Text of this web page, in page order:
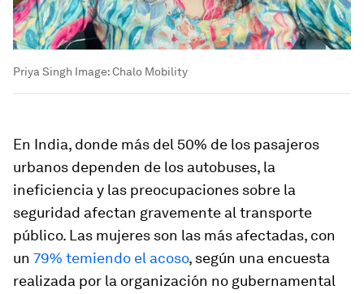
Priya Singh Image:Chalo Mobility
En India, donde más del 50% de los pasajeros
urbanos dependen de los autobuses, la
ineficiencia y las preocupaciones sobre la
seguridad afectan gravemente al transporte
público. Las mujeres son las más afectadas, con
un 79% temiendo el acoso, según una encuesta
realizada por la organización no gubernamental